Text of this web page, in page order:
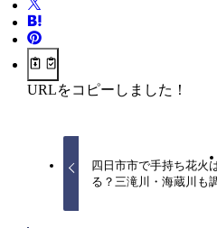
URLをコピーしました！
四日市市で手持ち花火
る？三滝川・海蔵川も